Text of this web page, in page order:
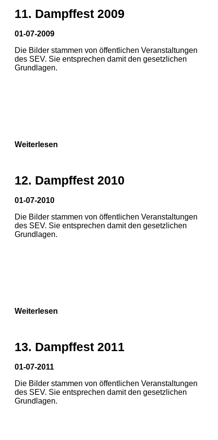
1 2 3
1 2 3
1 2 3
11. Dampffest 2009
01-07-2009
Die Bilder stammen von öffentlichen Veranstaltungen
des SEV. Sie entsprechen damit den gesetzlichen
Grundlagen.
Weiterlesen
12. Dampffest 2010
01-07-2010
Die Bilder stammen von öffentlichen Veranstaltungen
des SEV. Sie entsprechen damit den gesetzlichen
Grundlagen.
Weiterlesen
13. Dampffest 2011
01-07-2011
Die Bilder stammen von öffentlichen Veranstaltungen
des SEV. Sie entsprechen damit den gesetzlichen
Grundlagen.